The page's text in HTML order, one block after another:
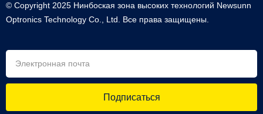
© Copyright 2025 Нинбоская зона высоких технологий Newsunn
Optronics Technology Co., Ltd. Все права защищены.
Подписаться